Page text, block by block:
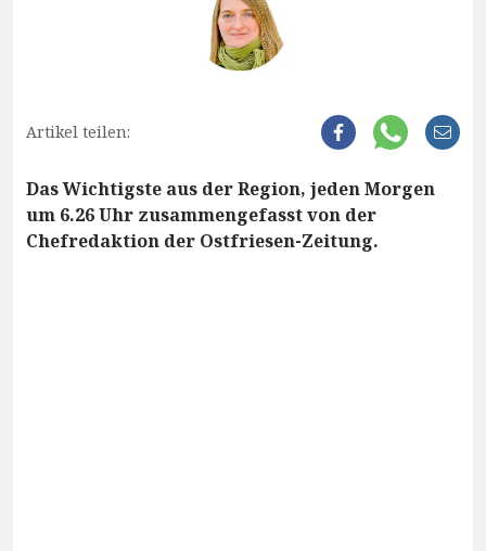
Artikel teilen:
Das Wichtigste aus der Region, jeden Morgen
um 6.26 Uhr zusammengefasst von der
Chefredaktion der Ostfriesen-Zeitung.